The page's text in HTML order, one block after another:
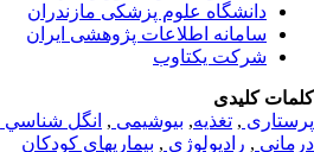
دانشگاه علوم پزشکی مازندران
سامانه اطلاعات پژوهشی ایران
شرکت یکتاوب
کلیدی
, تغذيه,بیوشیمی , انگل شناسي ,
, رادیولوژی, بیماریهای کودکان